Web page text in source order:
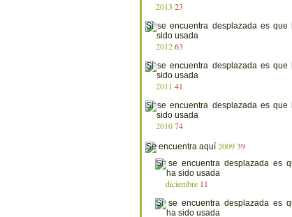
2013 23
201263
2011 41
201074
200939
diciembre 11